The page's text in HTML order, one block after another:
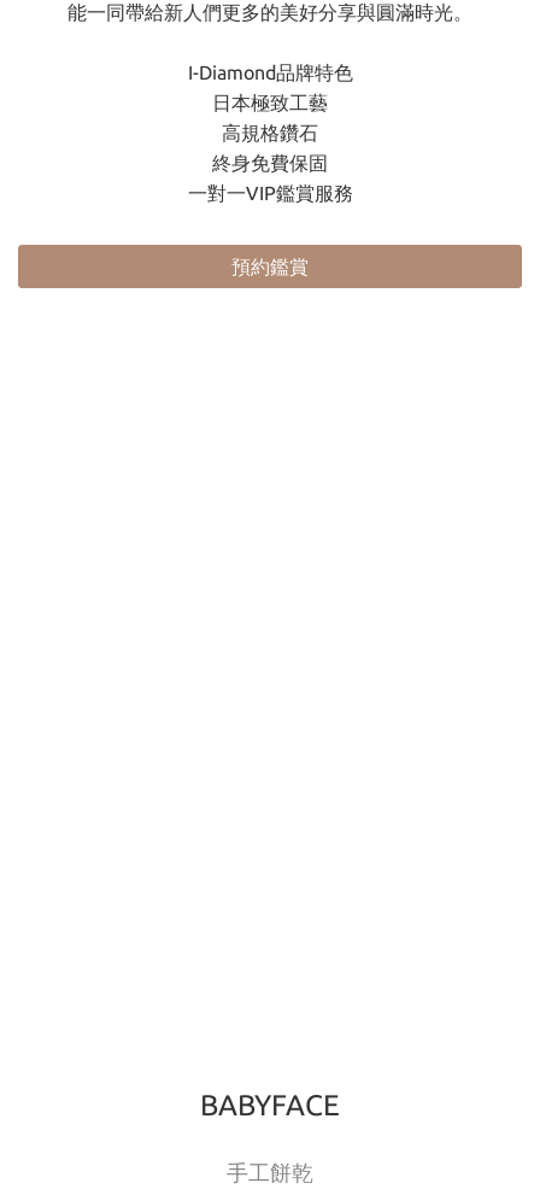
能一同帶給新人們更多的美好分享與圓滿時光。
I-Diamond品牌特色
日本極致工藝
高規格鑽石
終身免費保固
一對一VIP鑑賞服務
預約鑑賞
BABYFACE
手工餅乾